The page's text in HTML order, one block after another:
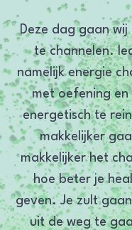
Deze dag gaan wij
te channelen.
namelijk energie
met oefening
energetisch te
makkelijker
makkelijker het
hoe beter je
geven. Je zult
uit de weg te